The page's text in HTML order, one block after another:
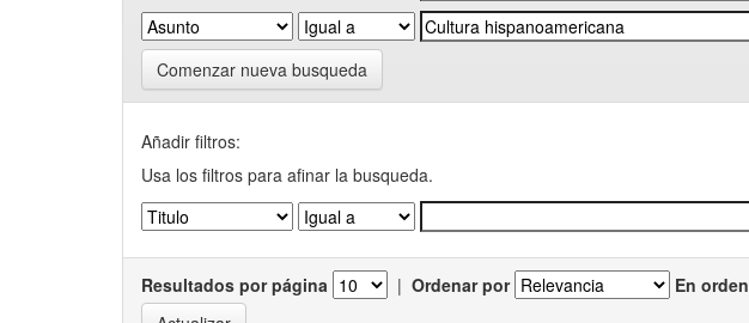
Comenzar nueva busqueda
Añadir filtros:
Usa los filtros para afinar la busqueda.
Resultados por página | Ordenar por En orden